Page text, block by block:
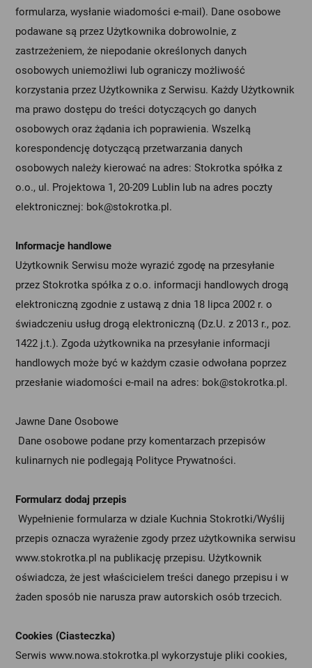
formularza, wysłanie wiadomości e-mail). Dane osobowe
podawane są przez Użytkownika dobrowolnie, z
zastrzeżeniem, że niepodanie określonych danych
osobowych uniemożliwi lub ograniczy możliwość
korzystania przez Użytkownika z Serwisu. Każdy Użytkownik
ma prawo dostępu do treści dotyczących go danych
osobowych oraz żądania ich poprawienia. Wszelką
korespondencję dotyczącą przetwarzania danych
osobowych należy kierować na adres: Stokrotka spółka z
o.o., ul. Projektowa 1, 20-209 Lublin lub na adres poczty
elektronicznej: bok@stokrotka.pl.
Informacje handlowe
Użytkownik Serwisu może wyrazić zgodę na przesyłanie
przez Stokrotka spółka z o.o. informacji handlowych drogą
elektroniczną zgodnie z ustawą z dnia 18 lipca 2002 r. o
świadczeniu usług drogą elektroniczną (Dz.U. z 2013 r., poz.
1422 j.t.). Zgoda użytkownika na przesyłanie informacji
handlowych może być w każdym czasie odwołana poprzez
przesłanie wiadomości e-mail na adres: bok@stokrotka.pl.
Jawne Dane Osobowe
Dane osobowe podane przy komentarzach przepisów
kulinarnych nie podlegają Polityce Prywatności.
Formularz dodaj przepis
Wypełnienie formularza w dziale Kuchnia Stokrotki/Wyślij
przepis oznacza wyrażenie zgody przez użytkownika serwisu
www.stokrotka.pl na publikację przepisu. Użytkownik
oświadcza, że jest właścicielem treści danego przepisu i w
żaden sposób nie narusza praw autorskich osób trzecich.
Cookies (Ciasteczka)
Serwis www.nowa.stokrotka.pl wykorzystuje pliki cookies,